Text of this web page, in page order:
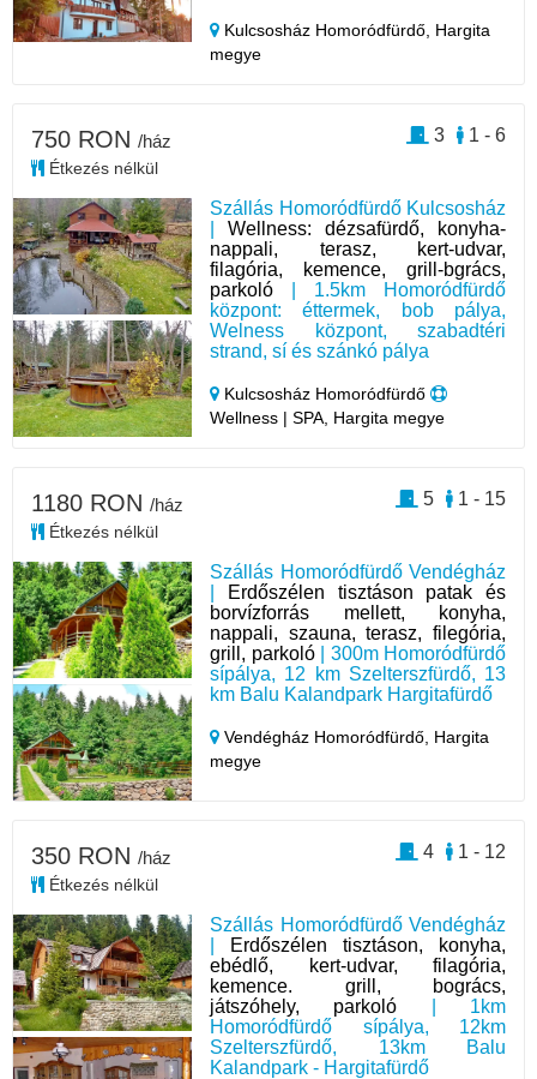
Kulcsosház Homoródfürdő, Hargita
megye
Szállás Homoródfürdő Kulcsosház
|Wellness: dézsafürdő, konyha-
nappali, terasz, kert-udvar,
filagória, kemence, grill-bgrács,
parkoló | 1.5km Homoródfürdő
központ: éttermek, bob pálya,
Welness központ, szabadtéri
strand, sí és szánkó pálya
Kulcsosház Homoródfürdő
Wellness | SPA, Hargita megye
750 RON /ház
Étkezés nélkül
1 - 6
3
Szállás Homoródfürdő Vendégház
Erdőszélen tisztáson patak és
borvízforrás mellett, konyha,
nappali, szauna, terasz, filegória,
grill, parkoló| 300m Homoródfürdő
sípálya, 12 km Szelterszfürdő, 13
km Balu Kalandpark Hargitafürdő
Vendégház Homoródfürdő, Hargita
megye
1180 RON /ház
Étkezés nélkül
1 - 15
5
Szállás Homoródfürdő Vendégház
Erdőszélen tisztáson, konyha,
ebédlő, kert-udvar, filagória,
kemence. grill, bogrács,
játszóhely, parkoló | 1km
Homoródfürdő sípálya, 12km
Szelterszfürdő, 13km Balu
Kalandpark - Hargitafürdő
350 RON /ház
Étkezés nélkül
1 - 12
4